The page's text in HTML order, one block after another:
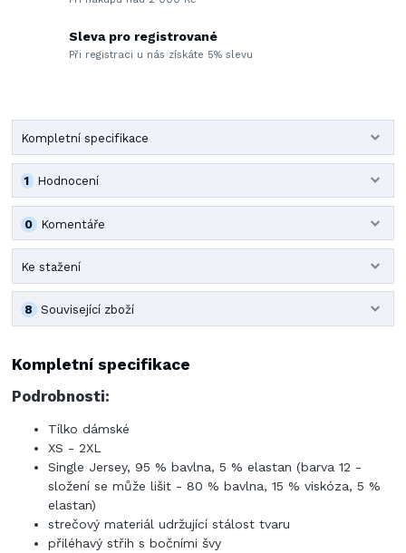
Sleva pro registrované
Při registraci u nás získáte 5% slevu
Kompletní specifikace
Hodnocení
1
Komentáře
0
Ke stažení
Související zboží
8
Kompletní specifikace
Podrobnosti:
Tílko dámské
XS - 2XL
Single Jersey, 95 % bavlna, 5 % elastan (barva 12 -
složení se může lišit - 80 % bavlna, 15 % viskóza, 5 %
elastan)
strečový materiál udržující stálost tvaru
přiléhavý střih s bočními švy